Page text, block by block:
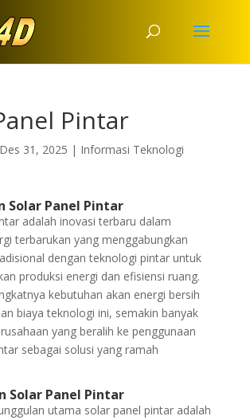
Pintar
Des 31, 2025 | Informasi Teknologi
Solar Panel Pintar
adalah inovasi terbaru dalam
terbarukan yang menggabungkan
dengan teknologi pintar untuk
produksi energi dan efisiensi ruang.
kebutuhan akan energi bersih
biaya teknologi ini, semakin banyak
yang beralih ke penggunaan
sebagai solusi yang ramah
Solar Panel Pintar
utama solar panel pintar adalah